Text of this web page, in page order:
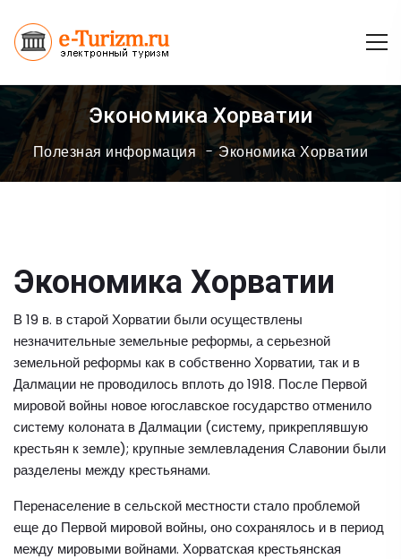
Экономика Хорватии
Полезная информация Экономика Хорватии
Экономика Хорватии
В 19 в. в старой Хорватии были осуществлены
незначительные земельные реформы, а серьезной
земельной реформы как в собственно Хорватии, так и в
Далмации не проводилось вплоть до 1918. После Первой
мировой войны новое югославское государство отменило
систему колоната в Далмации (систему, прикреплявшую
крестьян к земле); крупные землевладения Славонии были
разделены между крестьянами.
Перенаселение в сельской местности стало проблемой
еще до Первой мировой войны, оно сохранялось и в период
между мировыми войнами. Хорватская крестьянская